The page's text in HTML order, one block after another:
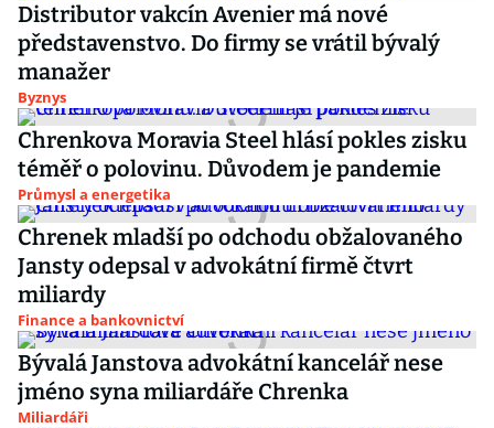
Distributor vakcín Avenier má nové
představenstvo. Do firmy se vrátil bývalý
manažer
Byznys
Chrenkova Moravia Steel hlásí pokles zisku
téměř o polovinu. Důvodem je pandemie
Průmysl a energetika
Chrenek mladší po odchodu obžalovaného
Jansty odepsal v advokátní firmě čtvrt
miliardy
Finance a bankovnictví
Bývalá Janstova advokátní kancelář nese
jméno syna miliardáře Chrenka
Miliardáři